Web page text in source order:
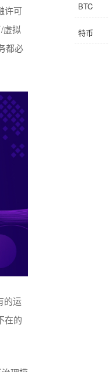
许可
虚拟
都必
的运
在的
BTC
特币